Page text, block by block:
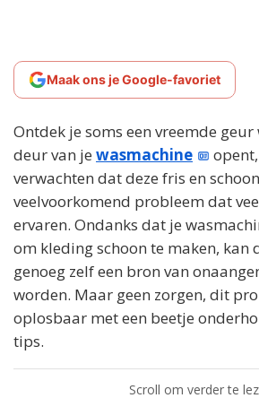
Maak ons je Google-favoriet
Ontdek je soms een vreemde geur
deur van je wasmachine
verwachten dat deze fris en
veelvoorkomend probleem dat
ervaren. Ondanks dat je
om kleding schoon te maken, kan
genoeg zelf een bron van
worden. Maar geen zorgen, dit
oplosbaar met een beetje
tips.
Scroll om verder te